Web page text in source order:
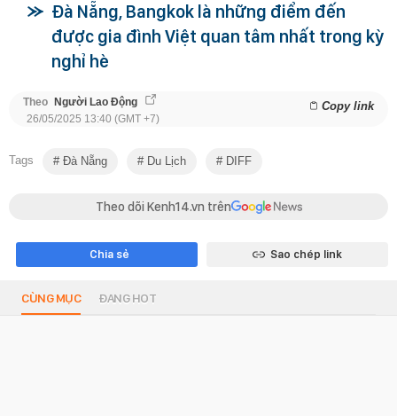
Đà Nẵng, Bangkok là những điểm đến
được gia đình Việt quan tâm nhất trong kỳ
nghỉ hè
Theo Người Lao Động Copy link
26/05/2025 13:40 (GMT +7)
Tags Đà Nẵng Du Lịch DIFF
Theo dõi Kenh14.vn trên
Chia sẻ Sao chép link
CÙNG MỤC ĐANG HOT